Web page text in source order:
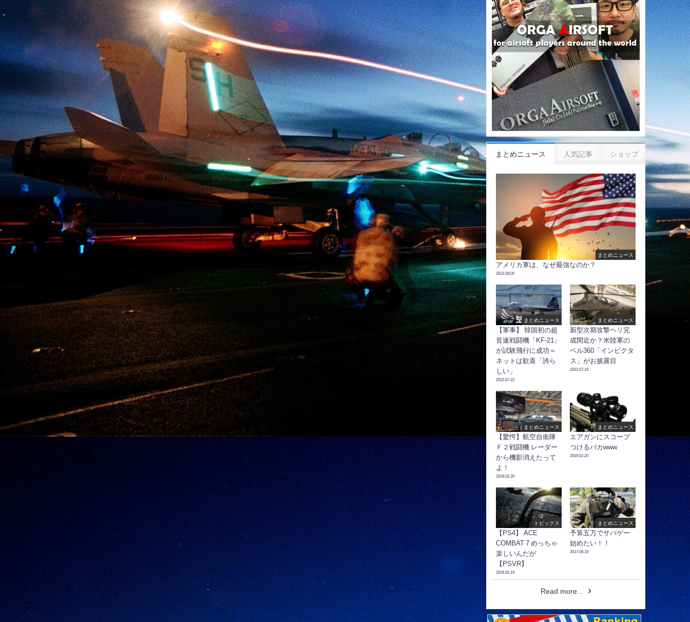
まとめニュース 人気記事 ショップ
まとめニュース
アメリカ軍は、なぜ最強なのか？
2022.08.05
まとめニュース
【軍事】 韓国初の超
音速戦闘機「KF-21」
が試験飛行に成功＝
ネットは歓喜「誇ら
しい」
2022.07.22
まとめニュース
新型次期攻撃ヘリ完
成間近か？米陸軍の
ベル360「インビクタ
ス」がお披露目
2022.07.15
まとめニュース
【驚愕】航空自衛隊
Ｆ２戦闘機 レーダー
から機影消えたって
よ！
2019.02.20
まとめニュース
エアガンにスコープ
つけるバカwww
2019.02.20
トピックス
【PS4】 ACE
COMBAT 7 めっちゃ
楽しいんだが
【PSVR】
2019.02.19
まとめニュース
予算五万でサバゲー
始めたい！！
2017.09.19
Read more...